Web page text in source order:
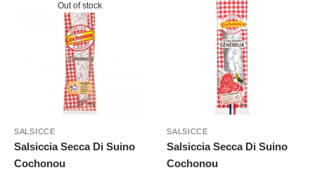
Out of stock
SALSICCE
Salsiccia Secca Di Suino
Cochonou
SALSICCE
Salsiccia Secca Di Suino
Cochonou